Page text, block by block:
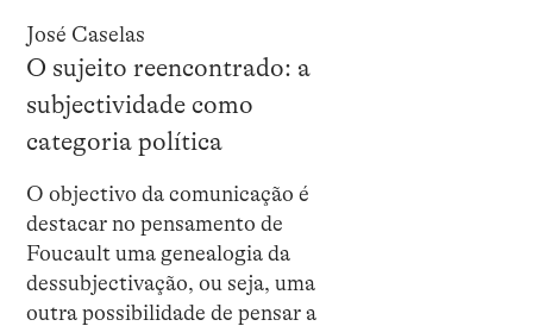
José Caselas
O sujeito reencontrado: a
subjectividade como
categoria política
O objectivo da comunicação é
destacar no pensamento de
Foucault uma genealogia da
dessubjectivação, ou seja, uma
outra possibilidade de pensar a